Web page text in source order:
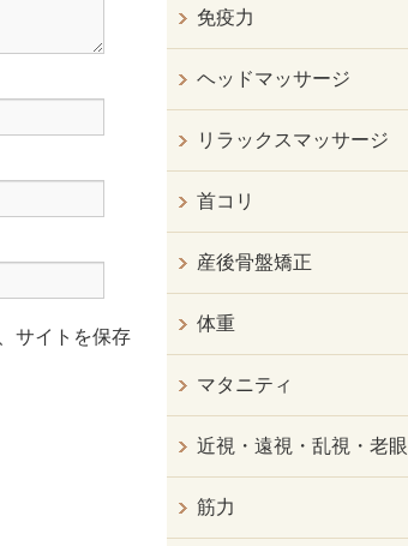
サイトを保存
免疫力
ヘッドマッサージ
リラックスマッサージ
首コリ
産後骨盤矯正
体重
マタニティ
近視・遠視・乱視・老眼
筋力